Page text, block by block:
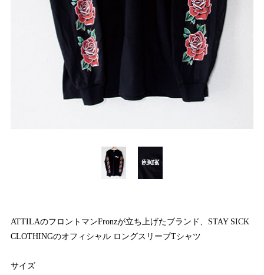
ATTILAのフロントマンFronzが立ち上げたブランド、STAY SICK
CLOTHINGのオフィシャル ロングスリーブTシャツ
サイズ